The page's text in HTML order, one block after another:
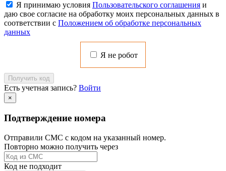
Я принимаю условия Пользовательского соглашения и
даю свое согласие на обработку моих персональных данных в
соответствии с Положением об обработке персональных
данных
Я не робот
Получить код
Есть учетная запись? Войти
×
Подтверждение номера
Отправили СМС с кодом на указанный номер.
Повторно можно получить через
Код не подходит